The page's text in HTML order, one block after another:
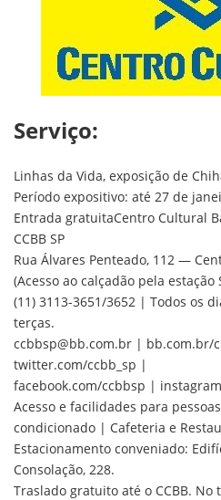
Serviço:
Linhas da Vida, exposição de
Período expositivo: até 27 de
Entrada gratuitaCentro Cultural
CCBB SP
Rua Álvares Penteado, 112 —
(Acesso ao calçadão pela
(11) 3113-3651/3652 | Todos os
terças.
ccbbsp@bb.com.br | bb.com.br/
twitter.com/ccbb_sp |
facebook.com/ccbbsp |
Acesso e facilidades para
condicionado | Cafeteria e
Estacionamento conveniado:
Consolação, 228.
Traslado gratuito até o CCBB.